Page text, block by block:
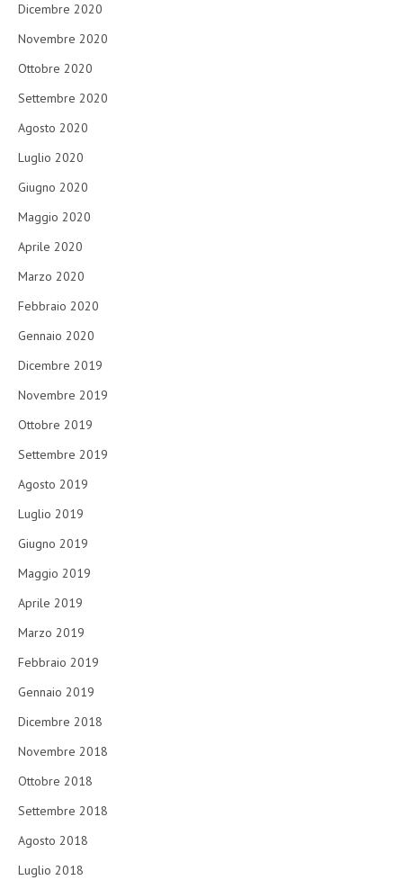
Dicembre 2020
Novembre 2020
Ottobre 2020
Settembre 2020
Agosto 2020
Luglio 2020
Giugno 2020
Maggio 2020
Aprile 2020
Marzo 2020
Febbraio 2020
Gennaio 2020
Dicembre 2019
Novembre 2019
Ottobre 2019
Settembre 2019
Agosto 2019
Luglio 2019
Giugno 2019
Maggio 2019
Aprile 2019
Marzo 2019
Febbraio 2019
Gennaio 2019
Dicembre 2018
Novembre 2018
Ottobre 2018
Settembre 2018
Agosto 2018
Luglio 2018